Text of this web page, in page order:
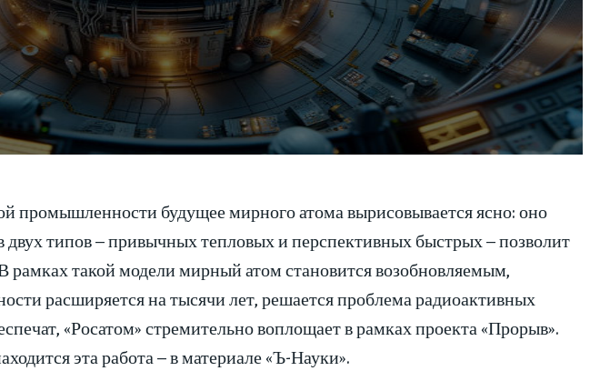
промышленности будущее мирного атома вырисовывается ясно: оно
двух типов – привычных тепловых и перспективных быстрых – позволит
такой модели мирный атом становится возобновляемым,
расширяется на тысячи лет, решается проблема радиоактивных
«Росатом» стремительно воплощает в рамках проекта «Прорыв».
эта работа – в материале «Ъ-Науки».